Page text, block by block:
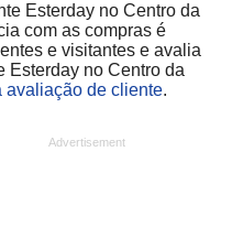
Esterday no Centro da
com as compras é
e visitantes e avalia
Esterday no Centro da
avaliação de cliente.